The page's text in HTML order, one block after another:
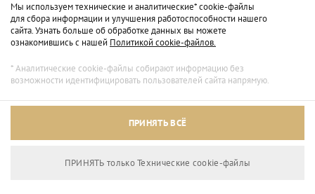
Архивный режим
Мы используем технические и аналитические* cookie-файлы
для сбора информации и улучшения работоспособности нашего
сайта. Узнать больше об обработке данных вы можете
ознакомившись с нашей Политикой cookie-файлов.
* Аналитические cookie-файлы собирают информацию без
возможности идентифицировать пользователей сайта напрямую.
ПРИНЯТЬ ВСЁ
ПРИНЯТЬ только Технические сookie-файлы